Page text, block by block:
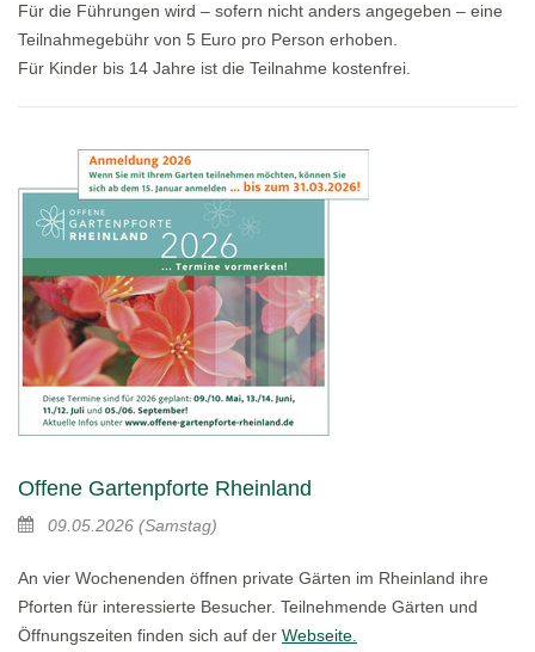
Für die Führungen wird – sofern nicht anders angegeben – eine
Teilnahmegebühr von 5 Euro pro Person erhoben.
Für Kinder bis 14 Jahre ist die Teilnahme kostenfrei.
Offene Gartenpforte Rheinland
09.05.2026 (Samstag)
An vier Wochenenden öffnen private Gärten im Rheinland ihre
Pforten für interessierte Besucher. Teilnehmende Gärten und
Öffnungszeiten finden sich auf der Webseite.